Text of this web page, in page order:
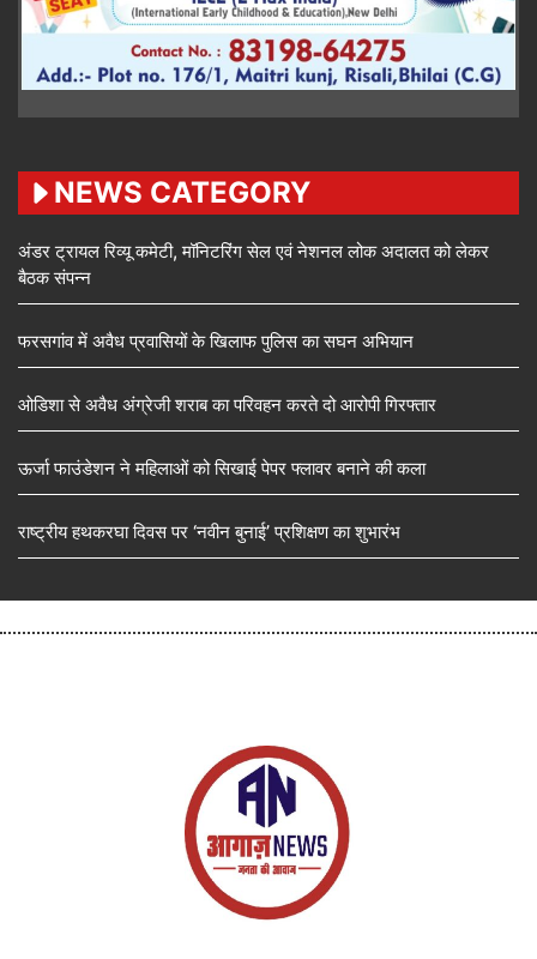
NEWS CATEGORY
अंडर ट्रायल रिव्यू कमेटी, मॉनिटरिंग सेल एवं नेशनल लोक अदालत को लेकर
बैठक संपन्न
फरसगांव में अवैध प्रवासियों के खिलाफ पुलिस का सघन अभियान
ओडिशा से अवैध अंग्रेजी शराब का परिवहन करते दो आरोपी गिरफ्तार
ऊर्जा फाउंडेशन ने महिलाओं को सिखाई पेपर फ्लावर बनाने की कला
राष्ट्रीय हथकरघा दिवस पर ‘नवीन बुनाई’ प्रशिक्षण का शुभारंभ